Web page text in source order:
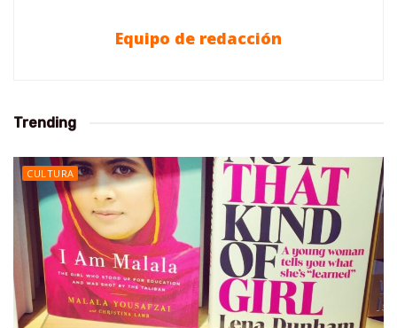
Equipo de redacción
Trending
CULTURA